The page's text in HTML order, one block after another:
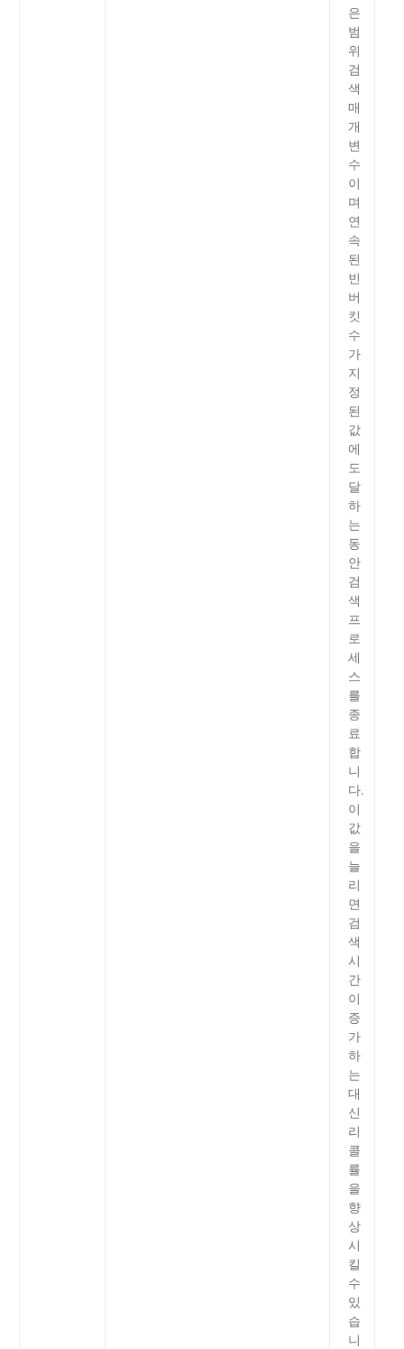
은
범
위
검
색
매
개
변
수
이
며
연
속
된
빈
버
킷
수
가
지
정
된
값
에
도
달
하
는
동
안
검
색
프
로
세
스
를
종
료
합
니
다.
이
값
을
늘
리
면
검
색
시
간
이
증
가
하
는
대
신
리
콜
률
을
향
상
시
킬
수
있
습
니